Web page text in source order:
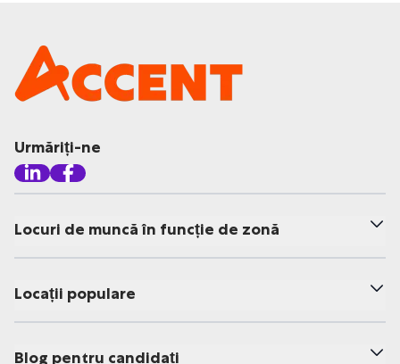
Urmăriți-ne
Locuri de muncă în funcție de zonă
Locații populare
Blog pentru candidați